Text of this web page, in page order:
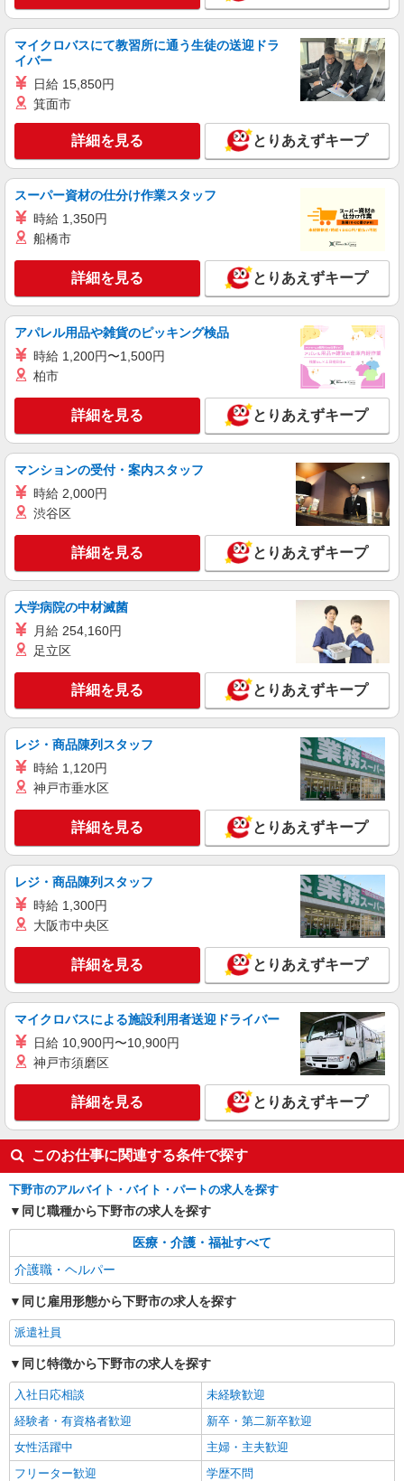
時給1500円〜2125円 ＜日払い有/週払い有/交
通費全支給(ガソリン代含む)＞
下野市 小金井駅そば
詳細を見る
下野市★シフト柔軟で長く働きやすいシニア向
けマンション
時給1500円〜2125円 ＜日払い有/週払い有/交
キープ 詳細を見る
アルバイト パート 派遣社員
日研トータルソーシング株式会社 メディカルケア事業部/宇都宮オフ
ィス【看護助手】
時給1,180円 ★週払いOK（規定あり） ※給与
幅は経験・能力による
栃木県下野市 【最寄駅】JR宇都宮線「小金
井」駅
詳細を見る
いつもの家事がお仕事に！？少人数の福祉施設
で日常サポート！
時給1500円〜2125円 ＜日払い有/週払い有/交
キープ 詳細を見る
派遣社員
株式会社kotrio /●UT-H-2068461
≪下野市≫介護の現場で心を燃やせ！！！デイ
時給1500円〜2125円 ＜日払い有/週払い有/交
通費全支給(ガソリン代含む)＞
下野市 車通勤OK
キープ 詳細を見る
派遣社員
株式会社kotrio /●UT-H-1875255
デイサービスSTAFF｜面接なし！履歴書不
要！未経験＆無資格OK◎
時給1500円〜2125円 ＜日払い有/週払い有/交
通費全支給(ガソリン代含む)＞
キープ 詳細を見る
株式会社kotrio /●UT-H-2094154
未経験大歓迎のデイサービスSTAFF＊運転で
きる方求む！下野市
通費全支給(ガソリン代含む)＞
キープ
マイクロバスにて教習所に通う生徒の送迎ドラ
イバー
日給 15,850円
箕面市
詳細を見る とりあえずキープ
スーパー資材の仕分け作業スタッフ
時給 1,350円
船橋市
詳細を見る とりあえずキープ
アパレル用品や雑貨のピッキング検品
時給 1,200円〜1,500円
柏市
詳細を見る とりあえずキープ
マンションの受付・案内スタッフ
時給 2,000円
渋谷区
詳細を見る とりあえずキープ
大学病院の中材滅菌
月給 254,160円
足立区
詳細を見る とりあえずキープ
レジ・商品陳列スタッフ
時給 1,120円
神戸市垂水区
詳細を見る とりあえずキープ
レジ・商品陳列スタッフ
時給 1,300円
大阪市中央区
詳細を見る とりあえずキープ
マイクロバスによる施設利用者送迎ドライバー
日給 10,900円〜10,900円
神戸市須磨区
詳細を見る とりあえずキープ
このお仕事に関連する条件で探す
下野市のアルバイト・バイト・パートの求人を探す
同じ職種から下野市の求人を探す
医療・介護・福祉すべて
介護職・ヘルパー
同じ雇用形態から下野市の求人を探す
派遣社員
同じ特徴から下野市の求人を探す
入社日応相談
未経験歓迎
経験者・有資格者歓迎
新卒・第二新卒歓迎
女性活躍中
主婦・主夫歓迎
フリーター歓迎
学歴不問